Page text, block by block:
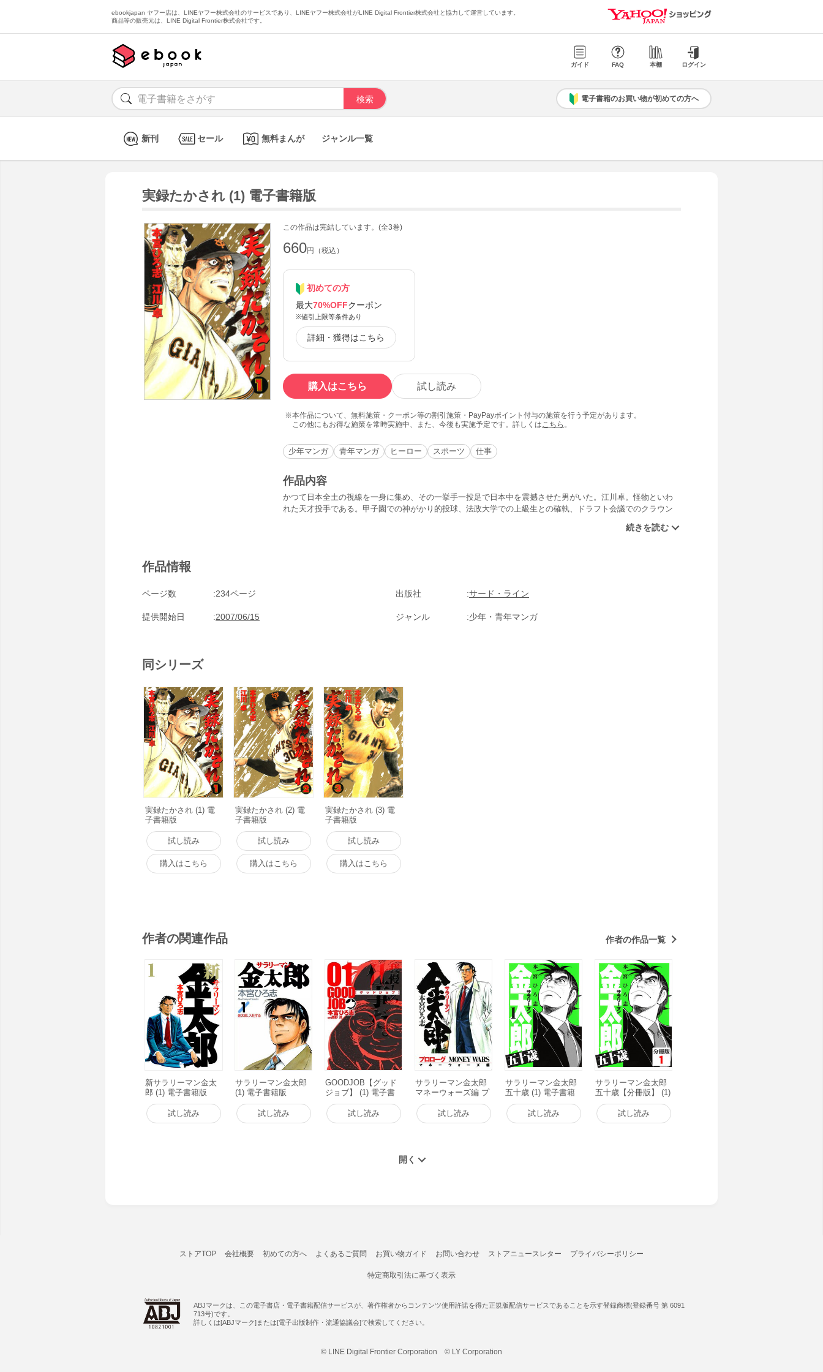
ebookjapan ヤフー店は、LINEヤフー株式会社のサービスであり、LINEヤフー株式会社がLINE Digital Frontier株式会社と協力して運営しています。
商品等の販売元は、LINE Digital Frontier株式会社です。
ガイド FAQ 本棚 ログイン
電子書籍のお買い物が初めての方へ
新刊 セール 無料まんが ジャンル一覧
実録たかされ (1) 電子書籍版
この作品は完結しています。(全3巻)
660円（税込）
初めての方
最大70%OFFクーポン
※値引上限等条件あり
詳細・獲得はこちら
購入はこちら 試し読み
本作品について、無料施策・クーポン等の割引施策・PayPayポイント付与の施策を行う予定があります。
この他にもお得な施策を常時実施中、また、今後も実施予定です。詳しくは こちら 。
少年マンガ 青年マンガ ヒーロー スポーツ 仕事
作品内容
かつて日本全土の視線を一身に集め、その一挙手一投足で日本中を震撼させた男がいた。江川卓。怪物といわ
れた天才投手である。甲子園での神がかり的投球、法政大学での上級生との確執、ドラフト会議でのクラウン
作品情報
ページ数 234ページ 出版社 サード・ライン
提供開始日 2007/06/15 ジャンル 少年・青年マンガ
同シリーズ
実録たかされ (1) 電
子書籍版
試し読み
購入はこちら
実録たかされ (2) 電
子書籍版
試し読み
購入はこちら
実録たかされ (3) 電
子書籍版
試し読み
購入はこちら
作者の関連作品 作者の作品一覧
新サラリーマン金太
郎 (1) 電子書籍版
試し読み
サラリーマン金太郎
(1) 電子書籍版
試し読み
GOODJOB【グッド
ジョブ】 (1) 電子書
籍版
試し読み
サラリーマン金太郎
マネーウォーズ編 プ
ロローグ 電子書籍版
試し読み
サラリーマン金太郎
五十歳 (1) 電子書籍
試し読み
サラリーマン金太郎
五十歳【分冊版】 (1)
電子書籍版
試し読み
ストアTOP 会社概要 初めての方へ よくあるご質問 お買い物ガイド お問い合わせ ストアニュースレター プライバシーポリシー
特定商取引法に基づく表示
ABJマークは、この電子書店・電子書籍配信サービスが、著作権者からコンテンツ使用許諾を得た正規版配信サービスであることを示す登録商標(登録番号 第 6091
713号)です。
詳しくは[ABJマーク]または[電子出版制作・流通協議会]で検索してください。
© LINE Digital Frontier Corporation © LY Corporation